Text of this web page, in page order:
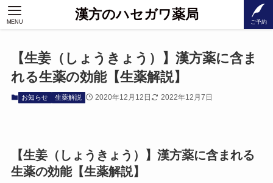
漢方のハセガワ薬局 ご予約
MENU
【生姜（しょうきょう）】漢方薬に含ま
れる生薬の効能【生薬解説】
お知らせ 生薬解説 2020年12月12日 2022年12月7日
【生姜（しょうきょう）】漢方薬に含まれる
生薬の効能【生薬解説】